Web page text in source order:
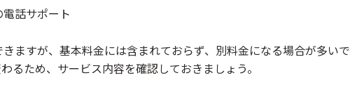
話サポート
ますが、基本料金には含まれておらず、別料金になる場合が多いで
るため、サービス内容を確認しておきましょう。